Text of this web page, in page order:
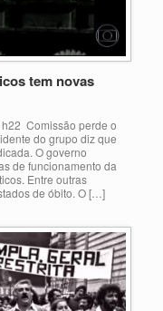
tem novas
Comissão perde o
do grupo diz que
O governo
de funcionamento da
Entre outras
de óbito. O […]